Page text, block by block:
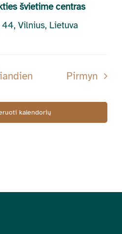
švietime centras
Vilnius, Lietuva
Pirmyn
kalendorių